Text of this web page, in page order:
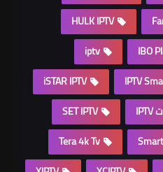
HULK IPTV
IBO
iptv
IPTV
iSTAR IPTV
SET IPTV
Tera 4k Tv